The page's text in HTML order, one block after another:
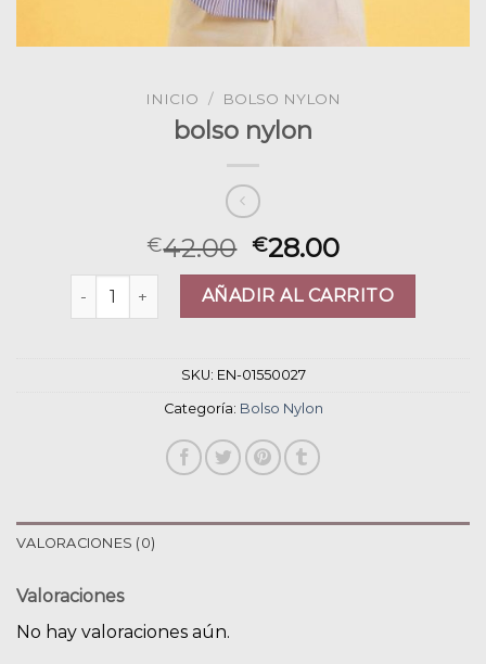
INICIO / BOLSO NYLON
bolso nylon
€42.00 €28.00
bolso nylon cantidadAÑADIR AL CARRITO
SKU: EN-01550027
Categoría: Bolso Nylon
VALORACIONES (0)
Valoraciones
No hay valoraciones aún.